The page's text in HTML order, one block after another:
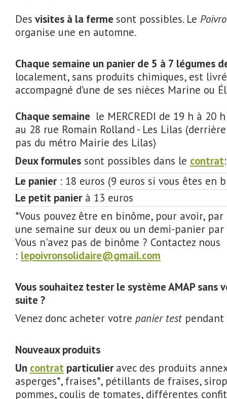
Des visites à la ferme sont possibles. Le
organise une en automne.
Chaque semaine un panier de 5 à 7 légumes
localement, sans produits chimiques, est
accompagné d’une de ses nièces Marine ou
Chaque semaine le MERCREDI de 19 h à 20 h
au 28 rue Romain Rolland - Les Lilas
pas du métro Mairie des Lilas)
Deux formules sont possibles dans le contrat:
Le panier: 18 euros (9 euros si vous êtes en
Le petit panierà 13 euros
*Vous pouvez être en binôme, pour avoir,
une semaine sur deux ou un demi-panier par
Vous n'avez pas de binôme ? Contactez nous
: lepoivronsolidaire@gmail.com
Vous souhaitez tester le système AMAP sans
suite ?
Venez donc acheter votre panier testpendant
Nouveaux produits
Un contrat particulieravec des produits
asperges*, fraises*, pétillants de fraises,
pommes, coulis de tomates, différentes